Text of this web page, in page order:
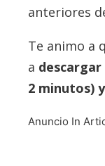
anteriores
Te animo a
a
2 minutos)
Anuncio In